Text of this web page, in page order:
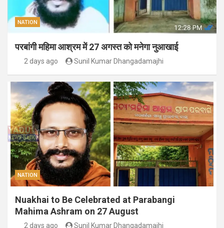
NATION
परबांगी महिमा आश्रम में 27 अगस्त को मनेगा नुआखाई
2 days ago Sunil Kumar Dhangadamajhi
NATION
Nuakhai to Be Celebrated at Parabangi
Mahima Ashram on 27 August
2 days ago Sunil Kumar Dhangadamajhi